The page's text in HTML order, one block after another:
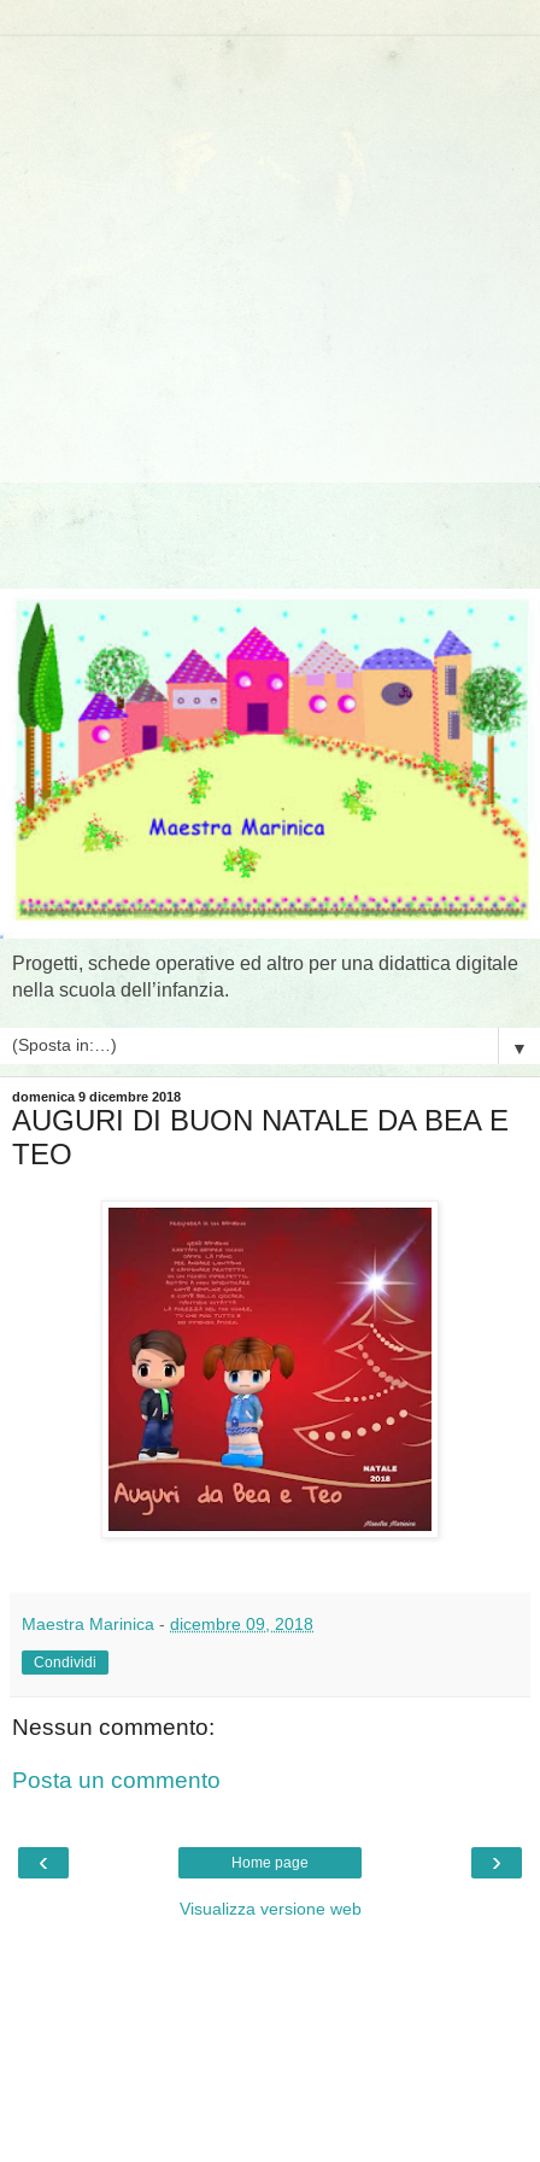
Progetti, schede operative ed altro per una didattica digitale
nella scuola dell’infanzia.
▼
domenica 9 dicembre 2018
AUGURI DI BUON NATALE DA BEA E
TEO
Maestra Marinica - dicembre 09, 2018
Condividi
Nessun commento:
Posta un commento
‹ ›
Home page
Visualizza versione web